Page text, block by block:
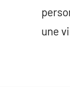
une